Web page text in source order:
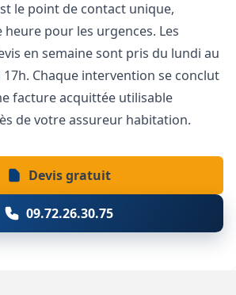
le point de contact unique,
pour les urgences. Les
en semaine sont pris du lundi au
Chaque intervention se conclut
facture acquittée utilisable
de votre assureur habitation.
Devis gratuit
09.72.26.30.75